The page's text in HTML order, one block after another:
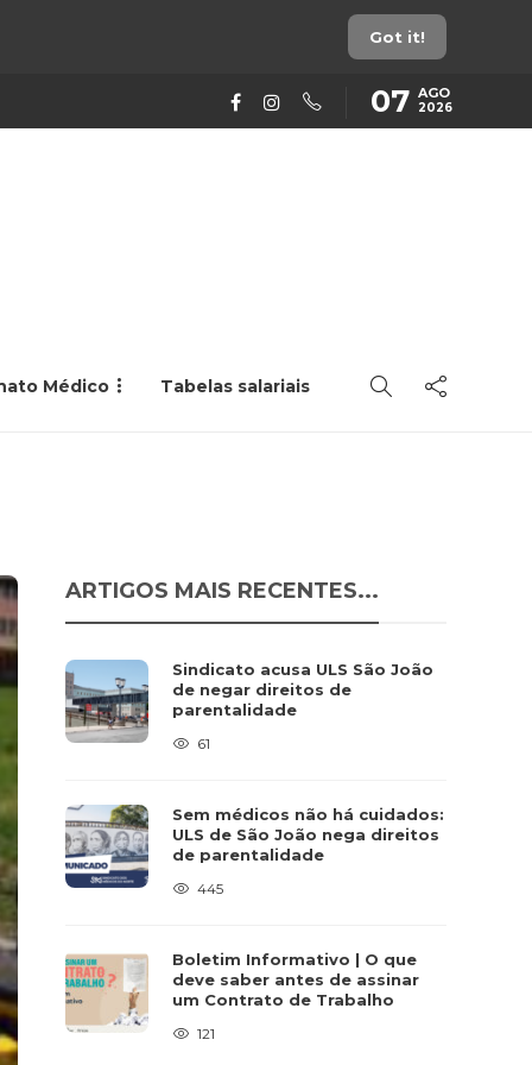
Got it!
07 AGO
2026
Médico Tabelas salariais
ARTIGOS MAIS RECENTES...
Sindicato acusa ULS São João
de negar direitos de
parentalidade
61
Sem médicos não há cuidados:
ULS de São João nega direitos
de parentalidade
445
Boletim Informativo | O que
deve saber antes de assinar
um Contrato de Trabalho
121